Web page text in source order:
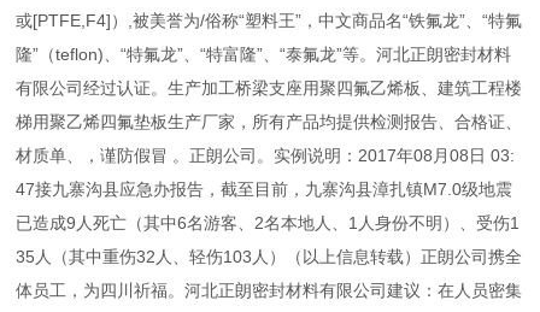
或[PTFE,F4]）,被美誉为/俗称“塑料王”，中文商品名“铁氟龙”、“特氟
隆”（teflon)、“特氟龙”、“特富隆”、“泰氟龙”等。河北正朗密封材料
有限公司经过认证。生产加工桥梁支座用聚四氟乙烯板、建筑工程楼
梯用聚乙烯四氟垫板生产厂家，所有产品均提供检测报告、合格证、
材质单、，谨防假冒 。正朗公司。实例说明：2017年08月08日 03:
47接九寨沟县应急办报告，截至目前，九寨沟县漳扎镇M7.0级地震
已造成9人死亡（其中6名游客、2名本地人、1人身份不明）、受伤1
35人（其中重伤32人、轻伤103人）（以上信息转载）正朗公司携全
体员工，为四川祈福。河北正朗密封材料有限公司建议：在人员密集